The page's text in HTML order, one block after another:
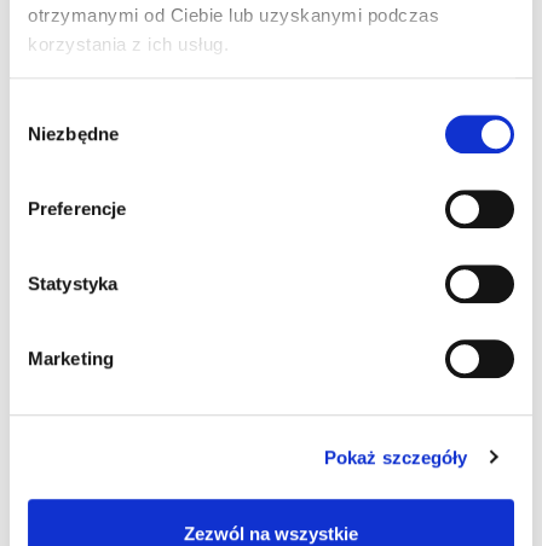
otrzymanymi od Ciebie lub uzyskanymi podczas
korzystania z ich usług.
zgody
Niezbędne
Preferencje
Statystyka
Marketing
Pokaż szczegóły
Zezwól na wszystkie